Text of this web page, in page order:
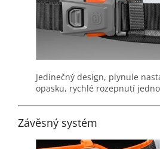
Jedinečný design, plynule
opasku, rychlé rozepnutí
Závěsný systém